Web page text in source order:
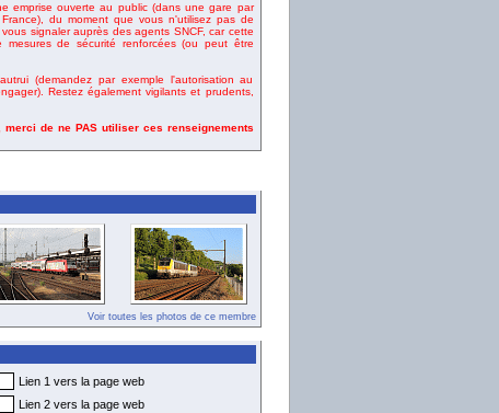
emprise ouverte au public (dans une gare par
du moment que vous n'utilisez pas de
signaler auprès des agents SNCF, car cette
de sécurité renforcées (ou peut être
(demandez par exemple l'autorisation au
Restez également vigilants et prudents,
de ne PAS utiliser ces renseignements
Voir toutes les photos de ce membre
Lien 1 vers la page web
Lien 2 vers la page web